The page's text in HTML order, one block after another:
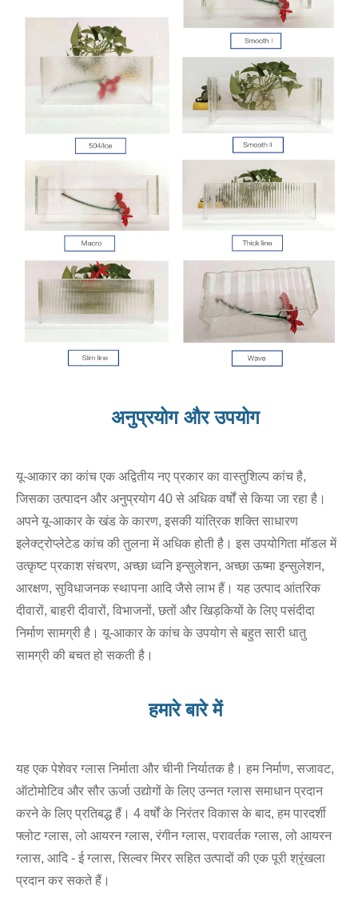
अनुप्रयोग और उपयोग
यू-आकार का कांच एक अद्वितीय नए प्रकार का वास्तुशिल्प कांच है,
जिसका उत्पादन और अनुप्रयोग 40 से अधिक वर्षों से किया जा रहा है।
अपने यू-आकार के खंड के कारण, इसकी यांत्रिक शक्ति साधारण
इलेक्ट्रोप्लेटेड कांच की तुलना में अधिक होती है। इस उपयोगिता मॉडल में
उत्कृष्ट प्रकाश संचरण, अच्छा ध्वनि इन्सुलेशन, अच्छा ऊष्मा इन्सुलेशन,
आरक्षण, सुविधाजनक स्थापना आदि जैसे लाभ हैं। यह उत्पाद आंतरिक
दीवारों, बाहरी दीवारों, विभाजनों, छतों और खिड़कियों के लिए पसंदीदा
निर्माण सामग्री है। यू-आकार के कांच के उपयोग से बहुत सारी धातु
सामग्री की बचत हो सकती है।
हमारे बारे में
यह एक पेशेवर ग्लास निर्माता और चीनी निर्यातक है। हम निर्माण, सजावट,
ऑटोमोटिव और सौर ऊर्जा उद्योगों के लिए उन्नत ग्लास समाधान प्रदान
करने के लिए प्रतिबद्ध हैं। 4 वर्षों के निरंतर विकास के बाद, हम पारदर्शी
फ्लोट ग्लास, लो आयरन ग्लास, रंगीन ग्लास, परावर्तक ग्लास, लो आयरन
ग्लास, आदि - ई ग्लास, सिल्वर मिरर सहित उत्पादों की एक पूरी श्रृंखला
प्रदान कर सकते हैं।